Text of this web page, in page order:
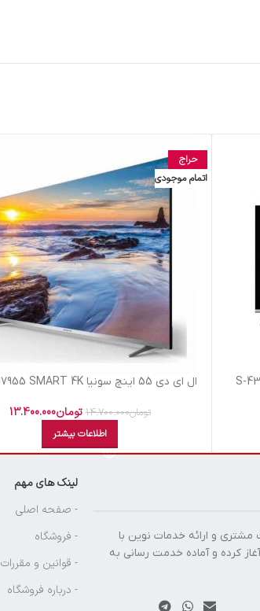
حراج
اتمام موجودی
ال اي دي 55 اينچ سونيا S-55KD7955 SMART 4K
تومان14.700.000 تومان13.400.000
اطلاعات بیشتر
مشتری و ارائه خدمات نوین با
کرده و آماده خدمت رسانی به
لینک های مهم
- صفحه اصلی
- فروشگاه
- قوانین و مقررات
- درباره فروشگاه